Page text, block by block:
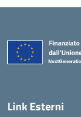
Link Esterni